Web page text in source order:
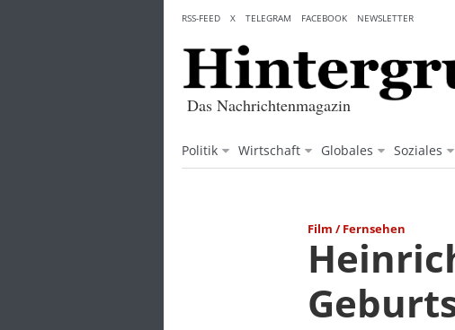
content
Das Nachrichtenmagazin
Politik Wirtschaft Globales Soziales
RSS-FEED X TELEGRAM FACEBOOK NEWSLETTER
Film / Fernsehen